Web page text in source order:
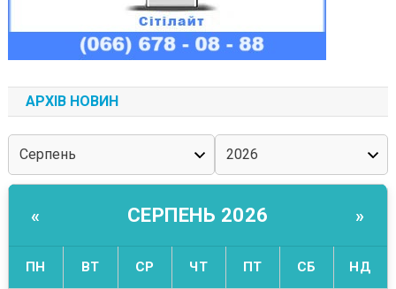
АРХІВ НОВИН
« СЕРПЕНЬ 2026 »
ПН ВТ СР ЧТ ПТ СБ НД